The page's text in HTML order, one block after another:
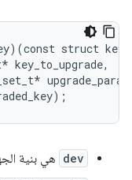
struct
key_to_upgrade,
dev هي بنية